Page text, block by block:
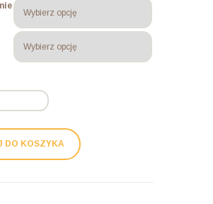
DO KOSZYKA